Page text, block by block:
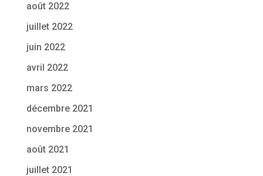
août 2022
juillet 2022
juin 2022
avril 2022
mars 2022
décembre 2021
novembre 2021
août 2021
juillet 2021